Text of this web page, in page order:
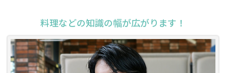
料理などの知識の幅が広がります！